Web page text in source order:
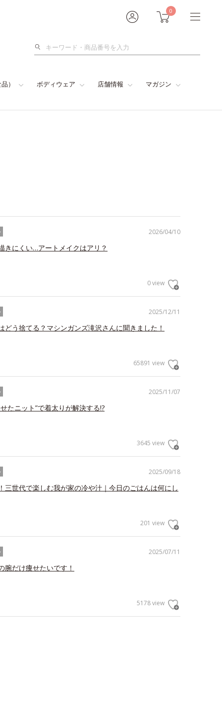
0
検
） ボディウェア 店舗情報 マガジン
2026/04/10
きにくい…アートメイクはアリ？
0 view
2025/12/11
どう捨てる？マシンガンズ滝沢さんに聞きました！
65891 view
2025/11/07
たニット”で着太りが解決する!?
3645 view
2025/09/18
三世代で楽しむ我が家の冷や汁｜今日のごはんは何にし
201 view
2025/07/11
腕だけ痩せたいです！
5178 view